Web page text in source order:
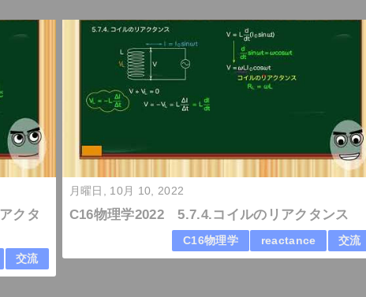
クタ
交流
月曜日, 10月 10, 2022
C16物理学2022 5.7.4.コイルのリアクタンス
C16物理学 reactance 交流